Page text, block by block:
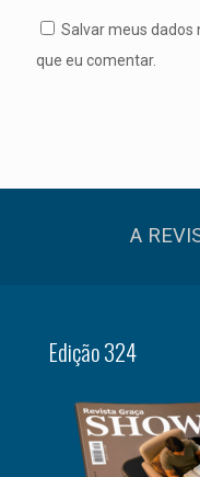
Salvar meus dados
que eu comentar.
A
Edição 324